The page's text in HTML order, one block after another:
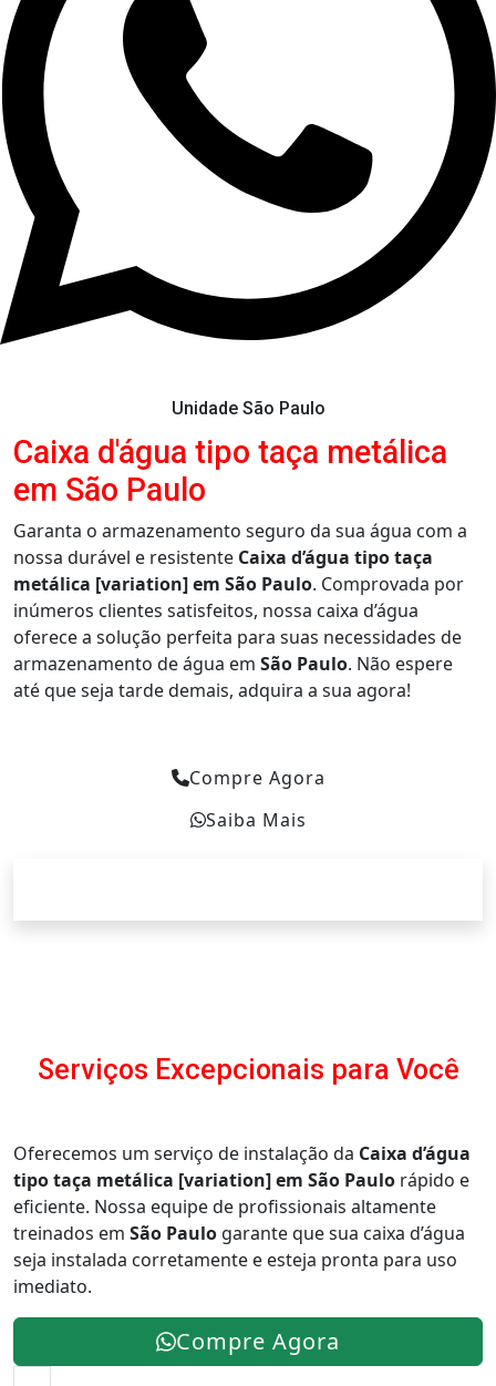
Unidade São Paulo
Caixa d'água tipo taça metálica
em São Paulo
Garanta o armazenamento seguro da sua água com a
nossa durável e resistente Caixa d’água tipo taça
metálica [variation] em São Paulo. Comprovada por
inúmeros clientes satisfeitos, nossa caixa d’água
oferece a solução perfeita para suas necessidades de
armazenamento de água em São Paulo. Não espere
até que seja tarde demais, adquira a sua agora!
Compre Agora
Saiba Mais
Serviços Excepcionais para Você
Oferecemos um serviço de instalação da Caixa d’água
tipo taça metálica [variation] em São Paulo rápido e
eficiente. Nossa equipe de profissionais altamente
treinados em São Paulo garante que sua caixa d’água
seja instalada corretamente e esteja pronta para uso
imediato.
Compre Agora